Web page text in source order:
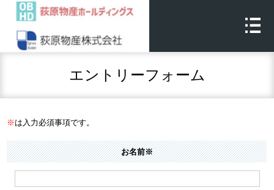
エントリーフォーム
※は入力必須事項です。
お名前※